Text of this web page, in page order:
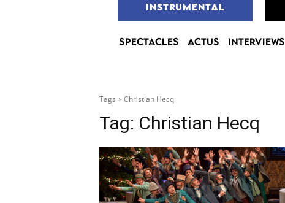
INSTRUMENTAL
SPECTACLES ACTUS INTERVIEWS
Tags Christian Hecq
Tag: Christian Hecq